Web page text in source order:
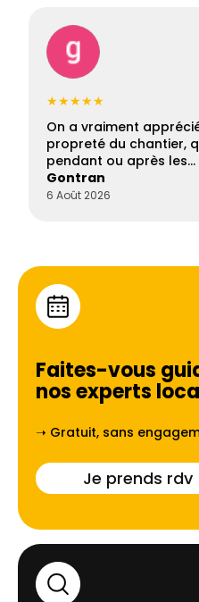
★★★★★
On a vraiment
propreté du chantier,
pendant ou après les…
Gontran
6 Août 2026
Faites-vous
nos experts
➝ Gratuit, sans
Je prends rdv